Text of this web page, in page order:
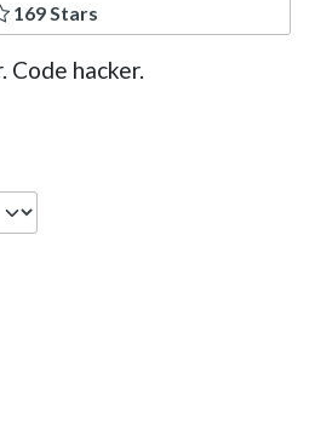
169 Stars
hacker.